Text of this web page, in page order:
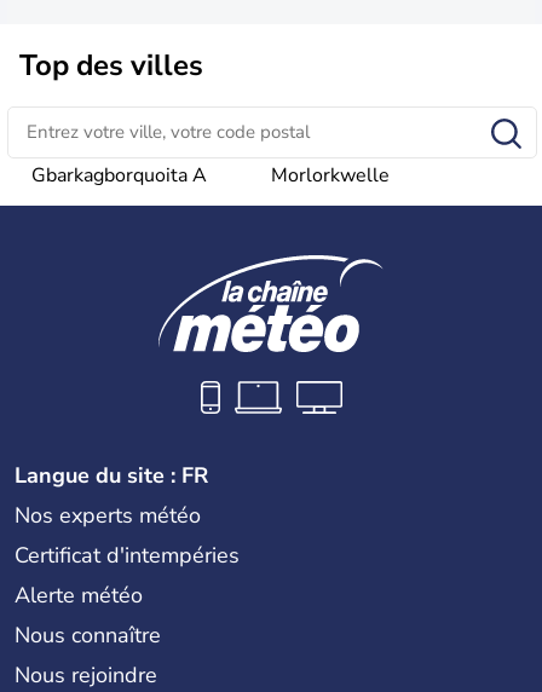
Top des villes
Gbarkagborquoita A Morlorkwelle
Langue du site : FR
Nos experts météo
Certificat d'intempéries
Alerte météo
Nous connaître
Nous rejoindre